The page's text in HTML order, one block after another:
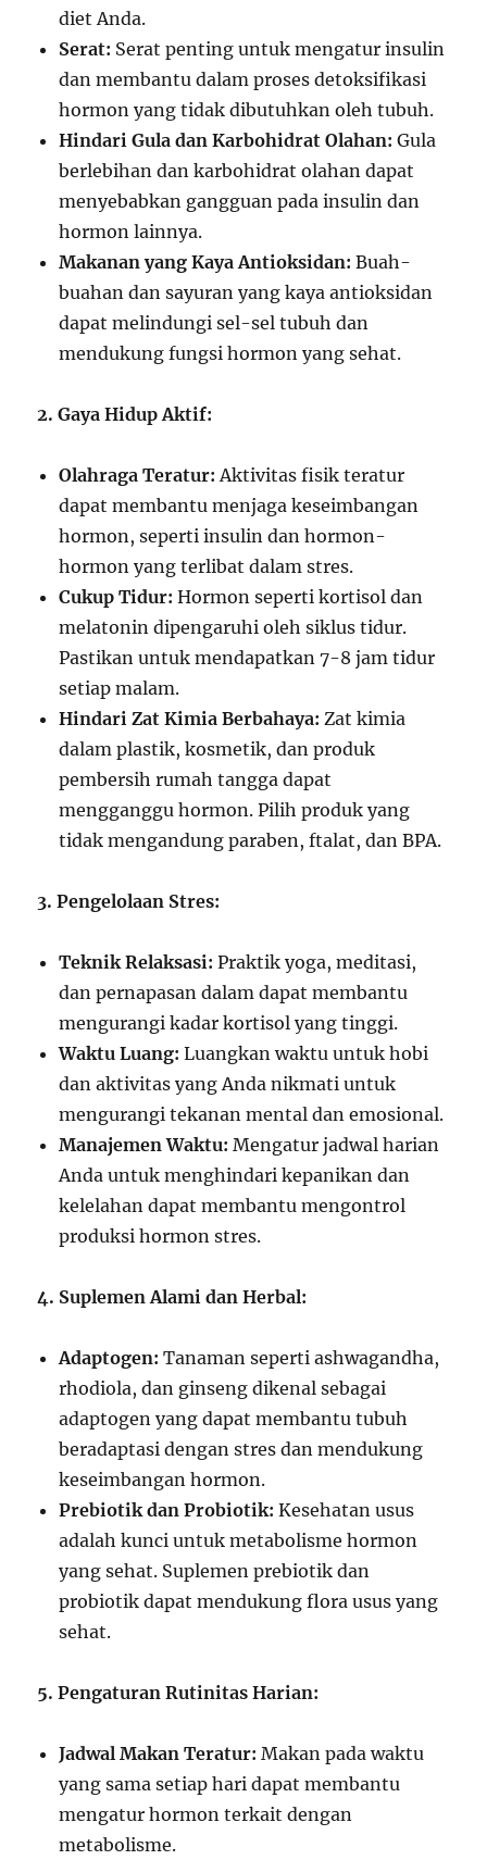
diet Anda.
Serat: Serat penting untuk mengatur insulin
dan membantu dalam proses detoksifikasi
hormon yang tidak dibutuhkan oleh tubuh.
Hindari Gula dan Karbohidrat Olahan: Gula
berlebihan dan karbohidrat olahan dapat
menyebabkan gangguan pada insulin dan
hormon lainnya.
Makanan yang Kaya Antioksidan: Buah-
buahan dan sayuran yang kaya antioksidan
dapat melindungi sel-sel tubuh dan
mendukung fungsi hormon yang sehat.
2. Gaya Hidup Aktif:
Olahraga Teratur: Aktivitas fisik teratur
dapat membantu menjaga keseimbangan
hormon, seperti insulin dan hormon-
hormon yang terlibat dalam stres.
Cukup Tidur: Hormon seperti kortisol dan
melatonin dipengaruhi oleh siklus tidur.
Pastikan untuk mendapatkan 7-8 jam tidur
setiap malam.
Hindari Zat Kimia Berbahaya: Zat kimia
dalam plastik, kosmetik, dan produk
pembersih rumah tangga dapat
mengganggu hormon. Pilih produk yang
tidak mengandung paraben, ftalat, dan BPA.
3. Pengelolaan Stres:
Teknik Relaksasi: Praktik yoga, meditasi,
dan pernapasan dalam dapat membantu
mengurangi kadar kortisol yang tinggi.
Waktu Luang: Luangkan waktu untuk hobi
dan aktivitas yang Anda nikmati untuk
mengurangi tekanan mental dan emosional.
Manajemen Waktu: Mengatur jadwal harian
Anda untuk menghindari kepanikan dan
kelelahan dapat membantu mengontrol
produksi hormon stres.
4. Suplemen Alami dan Herbal:
Adaptogen: Tanaman seperti ashwagandha,
rhodiola, dan ginseng dikenal sebagai
adaptogen yang dapat membantu tubuh
beradaptasi dengan stres dan mendukung
keseimbangan hormon.
Prebiotik dan Probiotik: Kesehatan usus
adalah kunci untuk metabolisme hormon
yang sehat. Suplemen prebiotik dan
probiotik dapat mendukung flora usus yang
sehat.
5. Pengaturan Rutinitas Harian:
Jadwal Makan Teratur: Makan pada waktu
yang sama setiap hari dapat membantu
mengatur hormon terkait dengan
metabolisme.